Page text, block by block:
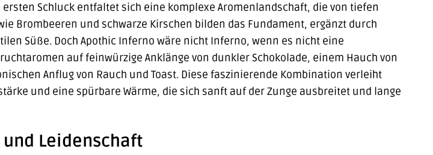
Schluck entfaltet sich eine komplexe Aromenlandschaft, die von tiefen
Brombeeren und schwarze Kirschen bilden das Fundament, ergänzt durch
Süße. Doch Apothic Inferno wäre nicht Inferno, wenn es nicht eine
auf feinwürzige Anklänge von dunkler Schokolade, einem Hauch von
Anflug von Rauch und Toast. Diese faszinierende Kombination verleiht
und eine spürbare Wärme, die sich sanft auf der Zunge ausbreitet und lange
Leidenschaft